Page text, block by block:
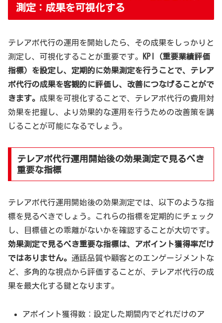
測定：成果を可視化する
テレアポ代行の運用を開始したら、その成果をしっかりと
測定し、可視化することが重要です。
KPI（重要業績評価
指標）を設定し、定期的に効果測定を行うことで、テレア
ポ代行の成果を客観的に評価し、改善につなげることがで
きます。 成果を可視化することで、テレアポ代行の費用対
効果を把握し、より効果的な運用を行うための改善策を講
じることが可能になるでしょう。
テレアポ代行運用開始後の効果測定で見るべき
重要な指標
テレアポ代行運用開始後の効果測定では、以下のような指
標を見るべきでしょう。これらの指標を定期的にチェック
し、目標値との乖離がないかを確認することが大切です。
効果測定で見るべき重要な指標は、アポイント獲得率だけ
ではありません。 通話品質や顧客とのエンゲージメントな
ど、多角的な視点から評価することが、テレアポ代行の成
果を最大化する鍵となります。
アポイント獲得数：設定した期間内でどれだけのア